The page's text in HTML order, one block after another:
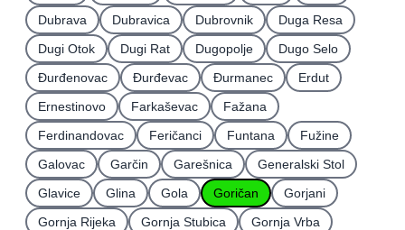
Dubrava
Dubravica Dubrovnik
Duga Resa
Dugi Otok
Dugi Rat Dugopolje
Dugo Selo
Ðurđenovac
Ðurđevac Ðurmanec
Erdut
Ernestinovo
Farkaševac
Fažana
Ferdinandovac
Feričanci Funtana
Fužine
Galovac
Garčin Garešnica
Generalski Stol
Glavice
Glina Gola Goričan
Gorjani
Gornja Rijeka
Gornja Stubica
Gornja Vrba